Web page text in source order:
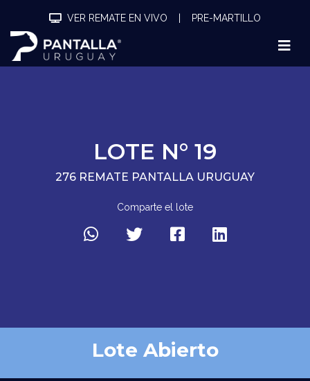
VER REMATE EN VIVO PRE-MARTILLO
LOTE N° 19
276 REMATE PANTALLA URUGUAY
Comparte el lote
Lote Abierto